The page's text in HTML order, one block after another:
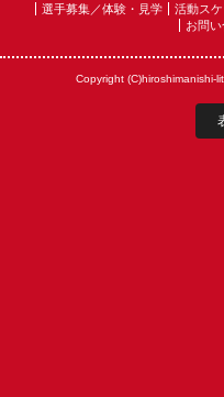
選手募集／体験・見学
活動ス
お問
Copyright (C)hiroshimanishi-